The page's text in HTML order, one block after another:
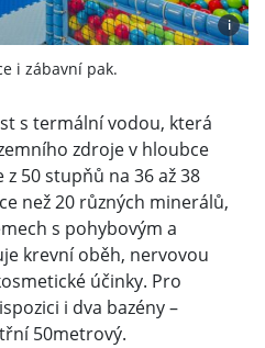
i
i zábavní pak.
s termální vodou, která
zdroje v hloubce
50 stupňů na 36 až 38
než 20 různých minerálů,
s pohybovým a
krevní oběh, nervovou
účinky. Pro
i dva bazény –
50metrový.